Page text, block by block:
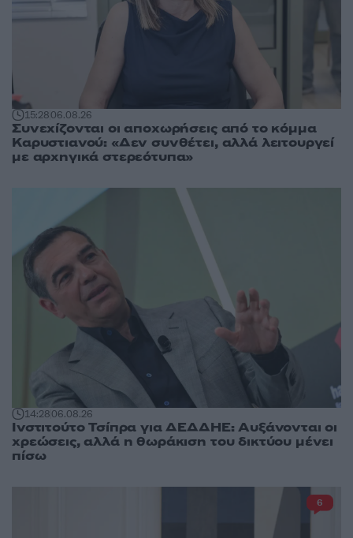
15:2806.08.26
Συνεχίζονται οι αποχωρήσεις από το κόμμα
Καρυστιανού: «Δεν συνθέτει, αλλά λειτουργεί
με αρχηγικά στερεότυπα»
14:2806.08.26
Ινστιτούτο Τσίπρα για ΔΕΔΔΗΕ: Αυξάνονται οι
χρεώσεις, αλλά η θωράκιση του δικτύου μένει
πίσω
6